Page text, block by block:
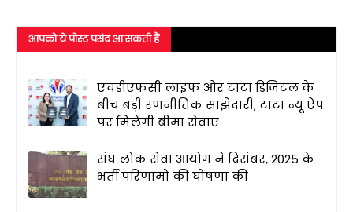
आपको ये पोस्ट पसंद आ सकती हैं
एचडीएफसी लाइफ और टाटा डिजिटल के
बीच बड़ी रणनीतिक साझेदारी, टाटा न्यू ऐप
पर मिलेंगी बीमा सेवाएं
संघ लोक सेवा आयोग ने दिसंबर, 2025 के
भर्ती परिणामों की घोषणा की